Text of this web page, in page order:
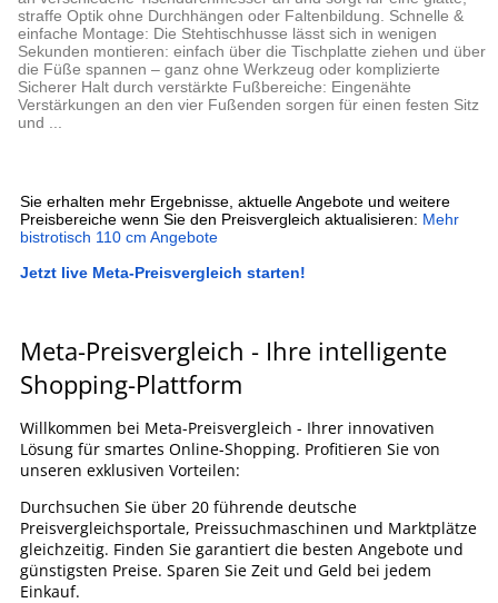
straffe Optik ohne Durchhängen oder Faltenbildung. Schnelle &
einfache Montage: Die Stehtischhusse lässt sich in wenigen
Sekunden montieren: einfach über die Tischplatte ziehen und über
die Füße spannen – ganz ohne Werkzeug oder komplizierte
Sicherer Halt durch verstärkte Fußbereiche: Eingenähte
Verstärkungen an den vier Fußenden sorgen für einen festen Sitz
und ...
Sie erhalten mehr Ergebnisse, aktuelle Angebote und weitere
Preisbereiche wenn Sie den Preisvergleich aktualisieren: Mehr
bistrotisch 110 cm Angebote
Jetzt live Meta-Preisvergleich starten!
Meta-Preisvergleich - Ihre intelligente
Shopping-Plattform
Willkommen bei Meta-Preisvergleich - Ihrer innovativen
Lösung für smartes Online-Shopping. Profitieren Sie von
unseren exklusiven Vorteilen:
Durchsuchen Sie über 20 führende deutsche
Preisvergleichsportale, Preissuchmaschinen und Marktplätze
gleichzeitig. Finden Sie garantiert die besten Angebote und
günstigsten Preise. Sparen Sie Zeit und Geld bei jedem
Einkauf.